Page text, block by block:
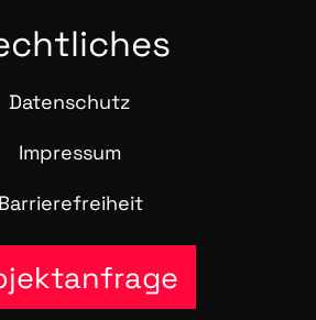
Daten­schutz
Impres­sum